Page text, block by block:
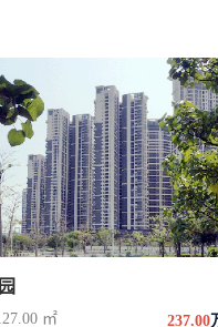
㎡ 237.00